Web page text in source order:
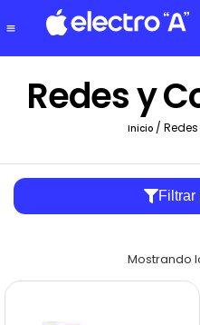
Redes y
Inicio /
Filtrar
Mostrando